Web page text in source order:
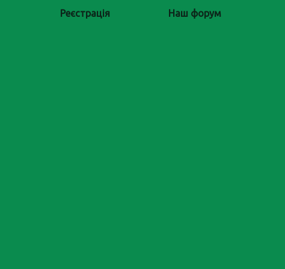
Реєстрація Наш форум